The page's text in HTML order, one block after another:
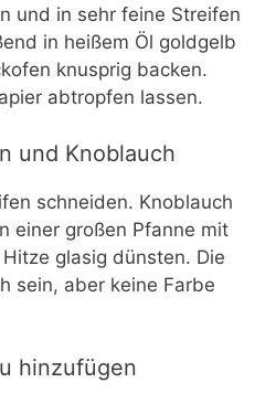
und in sehr feine Streifen
in heißem Öl goldgelb
knusprig backen.
abtropfen lassen.
und Knoblauch
schneiden. Knoblauch
einer großen Pfanne mit
glasig dünsten. Die
sein, aber keine Farbe
hinzufügen